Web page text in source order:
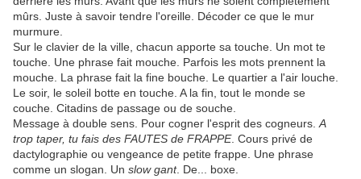
mûrs. Juste à savoir tendre l'oreille. Décoder ce que le mur
murmure.
Sur le clavier de la ville, chacun apporte sa touche. Un mot te
touche. Une phrase fait mouche. Parfois les mots prennent la
mouche. La phrase fait la fine bouche. Le quartier a l'air louche.
Le soir, le soleil botte en touche. A la fin, tout le monde se
couche. Citadins de passage ou de souche.
Message à double sens. Pour cogner l'esprit des cogneurs. A
trop taper, tu fais des FAUTES de FRAPPE. Cours privé de
dactylographie ou vengeance de petite frappe. Une phrase
comme un slogan. Un slow gant. De... boxe.